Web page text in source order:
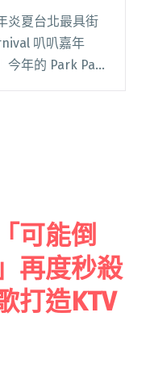
炎夏台北最具街
叭叭嘉年
今年的 Park Park
可能倒
再度秒殺
打造KTV